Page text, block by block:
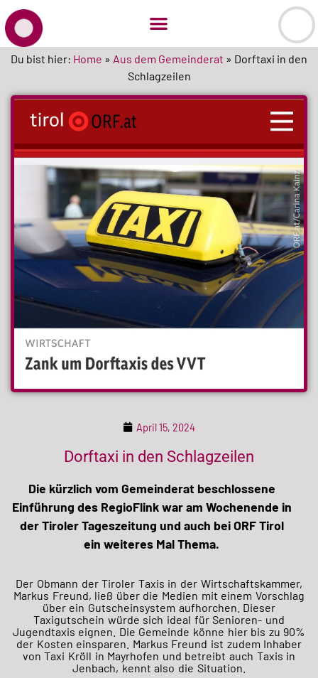
Du bist hier: Home » Aus dem Gemeinderat » Dorftaxi in den
Schlagzeilen
April 15, 2024
Dorftaxi in den Schlagzeilen
Die kürzlich vom Gemeinderat beschlossene
Einführung des RegioFlink war am Wochenende in
der Tiroler Tageszeitung und auch bei ORF Tirol
ein weiteres Mal Thema.
Der Obmann der Tiroler Taxis in der Wirtschaftskammer,
Markus Freund, ließ über die Medien mit einem Vorschlag
über ein Gutscheinsystem aufhorchen. Dieser
Taxigutschein würde sich ideal für Senioren- und
Jugendtaxis eignen. Die Gemeinde könne hier bis zu 90%
der Kosten einsparen. Markus Freund ist zudem Inhaber
von Taxi Kröll in Mayrhofen und betreibt auch Taxis in
Jenbach, kennt also die Situation.